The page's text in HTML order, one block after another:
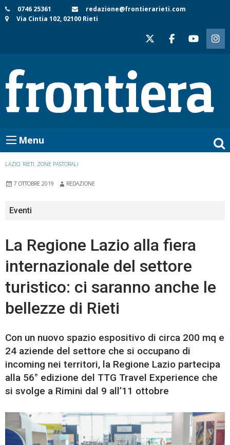
Skip
to
0746 25361
redazione@frontierarieti.com
Via Cintia 102, 02100 Rieti
Menu
LAZIO, RIETI, ZONE PASTORALI
7 OTTOBRE 2019 REDAZIONE
Eventi
La Regione Lazio alla fiera
internazionale del settore
turistico: ci saranno anche le
bellezze di Rieti
Con un nuovo spazio espositivo di circa 200 mq e
24 aziende del settore che si occupano di
incoming nei territori, la Regione Lazio partecipa
alla 56° edizione del TTG Travel Experience che
si svolge a Rimini dal 9 all’11 ottobre